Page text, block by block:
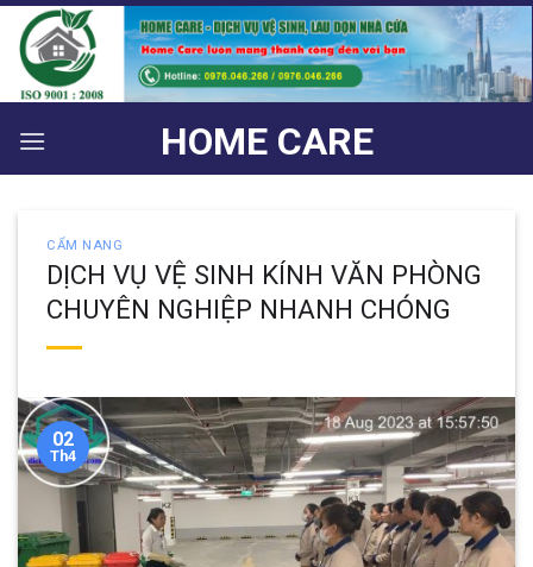
Bỏ
qua
nội
dung
HOME CARE
CẨM NANG
DỊCH VỤ VỆ SINH KÍNH VĂN PHÒNG
CHUYÊN NGHIỆP NHANH CHÓNG
02
Th4